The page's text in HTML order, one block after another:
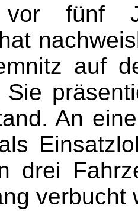
fünf
auf
Sie
An
drei
verbucht